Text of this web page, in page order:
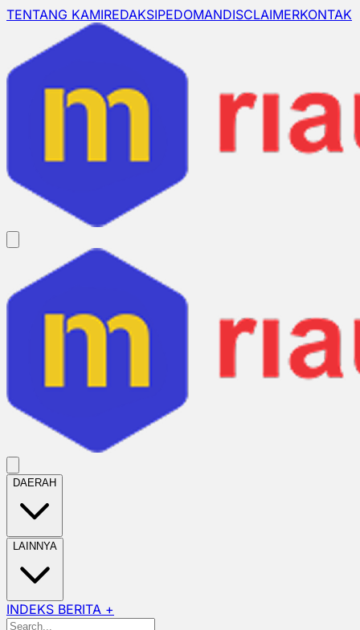
TENTANG KAMIREDAKSIPEDOMANDISCLAIMERKONTAK
DAERAH
LAINNYA
INDEKS BERITA +